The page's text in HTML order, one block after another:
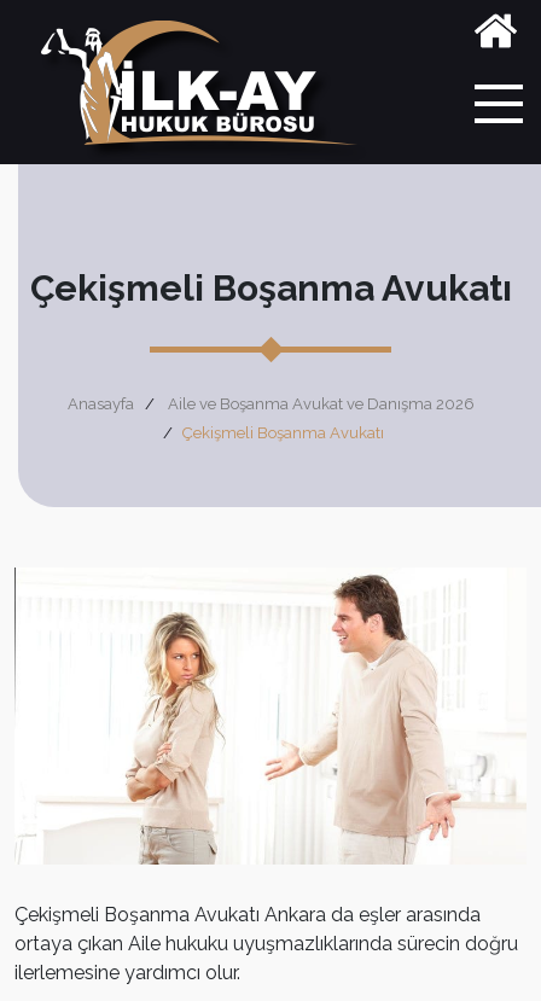
Çekişmeli Boşanma Avukatı
Anasayfa
Aile ve Boşanma Avukat ve Danışma 2026
Çekişmeli Boşanma Avukatı
Çekişmeli Boşanma Avukatı Ankara da eşler arasında
ortaya çıkan Aile hukuku uyuşmazlıklarında sürecin doğru
ilerlemesine yardımcı olur.